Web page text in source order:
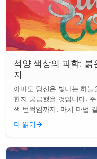
석양 색상의 과학:
지
아마도 당신은 빛나는 하
한지 궁금했을 것입니다.
색 번쩍임까지. 마치 마법
타이밍의 문제입니다. 태양
더 읽기→